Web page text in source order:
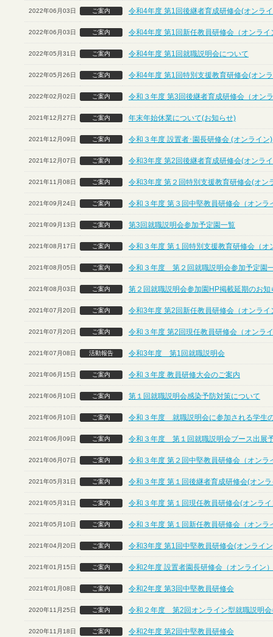
2022年06月03日 ご案内 令和4年度 第1回後継者育成研修会(オンラ
2022年06月03日 ご案内 令和4年度 第1回新任教員研修会（オンライ
2022年05月31日 ご案内 令和4年度 第1回就職説明会について
2022年05月26日 ご案内 令和4年度 第1回特別支援教育研修会(オン
2022年02月02日 ご案内 令和３年度 第3回後継者育成研修会（オン
2021年12月27日 ご案内 年末年始休業について(お知らせ)
2021年12月09日 ご案内 令和３年度 設置者･園長研修会 (オンライン)
2021年12月07日 ご案内 令和3年度 第2回後継者育成研修会(オンラ
2021年11月08日 ご案内 令和3年度 第２回特別支援教育研修会(オン
2021年09月24日 ご案内 令和３年度 第３回中堅教員研修会（オンラ
2021年09月13日 ご案内 第3回就職説明会参加予定園一覧
2021年08月17日 ご案内 令和３年度 第１回特別支援教育研修会（オ
2021年08月05日 ご案内 令和３年度 第２回就職説明会参加予定園
2021年08月03日 ご案内 第２回就職説明会参加園HP掲載延期のお知
2021年07月20日 ご案内 令和3年度 第2回新任教員研修会（オンライ
2021年07月20日 ご案内 令和３年度 第2回現任教員研修会（オンラ
2021年07月08日 活動報告 令和3年度 第1回就職説明会
2021年06月15日 ご案内 令和３年度 教員研修大会のご案内
2021年06月10日 ご案内 第１回就職説明会感染予防対策について
2021年06月10日 ご案内 令和３年度 就職説明会に参加される学生
2021年06月09日 ご案内 令和３年度 第１回就職説明会ブース出展
2021年06月07日 ご案内 令和３年度 第２回中堅教員研修会（オンラ
2021年05月31日 ご案内 令和３年度 第１回後継者育成研修会(オン
2021年05月31日 ご案内 令和３年度 第１回現任教員研修会(オンラ
2021年05月10日 ご案内 令和３年度 第１回新任教員研修会（オンラ
2021年04月20日 ご案内 令和3年度 第1回中堅教員研修会(オンライ
2021年01月15日 ご案内 令和2年度 設置者園長研修会（オンライン）
2021年01月08日 ご案内 令和2年度 第3回中堅教員研修会
2020年11月25日 ご案内 令和２年度 第2回オンライン型就職説明会
2020年11月18日 ご案内 令和2年度 第2回中堅教員研修会